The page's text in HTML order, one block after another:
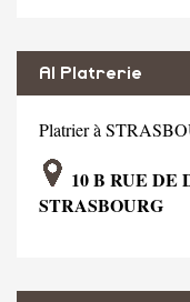
Al Platrerie
Platrier à
10 B RUE DE
STRASBOURG